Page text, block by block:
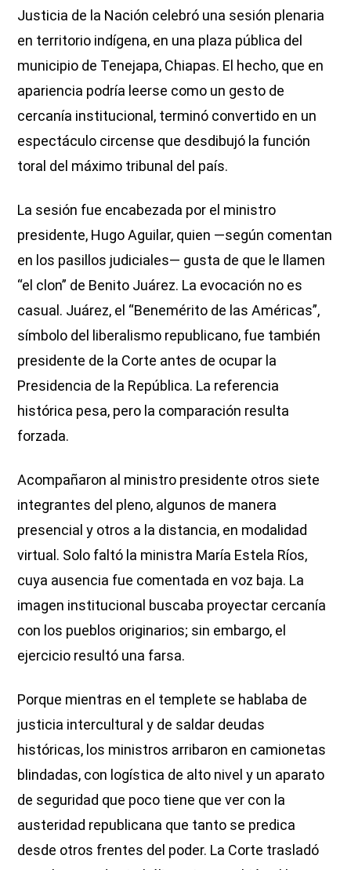
Justicia de la Nación celebró una sesión plenaria
en territorio indígena, en una plaza pública del
municipio de Tenejapa, Chiapas. El hecho, que en
apariencia podría leerse como un gesto de
cercanía institucional, terminó convertido en un
espectáculo circense que desdibujó la función
toral del máximo tribunal del país.
La sesión fue encabezada por el ministro
presidente, Hugo Aguilar, quien —según comentan
en los pasillos judiciales— gusta de que le llamen
“el clon” de Benito Juárez. La evocación no es
casual. Juárez, el “Benemérito de las Américas”,
símbolo del liberalismo republicano, fue también
presidente de la Corte antes de ocupar la
Presidencia de la República. La referencia
histórica pesa, pero la comparación resulta
forzada.
Acompañaron al ministro presidente otros siete
integrantes del pleno, algunos de manera
presencial y otros a la distancia, en modalidad
virtual. Solo faltó la ministra María Estela Ríos,
cuya ausencia fue comentada en voz baja. La
imagen institucional buscaba proyectar cercanía
con los pueblos originarios; sin embargo, el
ejercicio resultó una farsa.
Porque mientras en el templete se hablaba de
justicia intercultural y de saldar deudas
históricas, los ministros arribaron en camionetas
blindadas, con logística de alto nivel y un aparato
de seguridad que poco tiene que ver con la
austeridad republicana que tanto se predica
desde otros frentes del poder. La Corte trasladó